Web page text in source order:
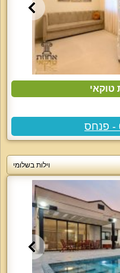
טוקאי
וילות בשלומי